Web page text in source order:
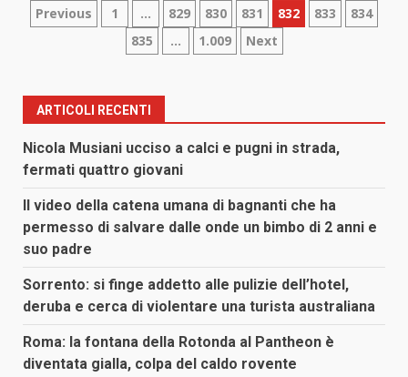
Paginazione
articoli
Previous 1 … 829 830 831 832 833
834
835
… 1.009 Next
ARTICOLI RECENTI
Nicola Musiani ucciso a calci e pugni in strada,
fermati quattro giovani
Il video della catena umana di bagnanti che ha
permesso di salvare dalle onde un bimbo di 2 anni e
suo padre
Sorrento: si finge addetto alle pulizie dell’hotel,
deruba e cerca di violentare una turista australiana
Roma: la fontana della Rotonda al Pantheon è
diventata gialla, colpa del caldo rovente